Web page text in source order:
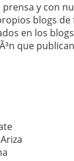
la
demasiado tarde
Deben Saber los
mÃ©dica
y con
blogs
en los
que